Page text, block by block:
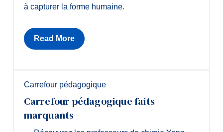
à capturer la forme humaine.
Read More
Carrefour pédagogique
Carrefour pédagogique faits
marquants